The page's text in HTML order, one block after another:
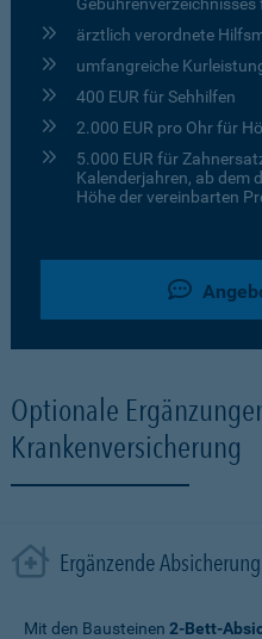
ärztlich verordnete
umfangreiche
400 EUR für Sehhilfen
2.000 EUR pro Ohr für
5.000 EUR für
Kalenderjahren, ab dem
Höhe der vereinbarten
Optionale
Krankenversicherung
Ergänzende
Mit den Bausteinen 2-Bett-